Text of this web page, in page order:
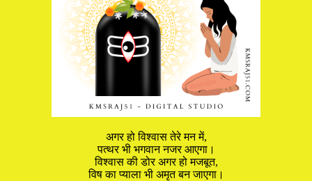
अगर हो विश्वास तेरे मन में,
पत्थर भी भगवान नजर आएगा।
विश्वास की डोर अगर हो मजबूत,
विष का प्याला भी अमृत बन जाएगा।